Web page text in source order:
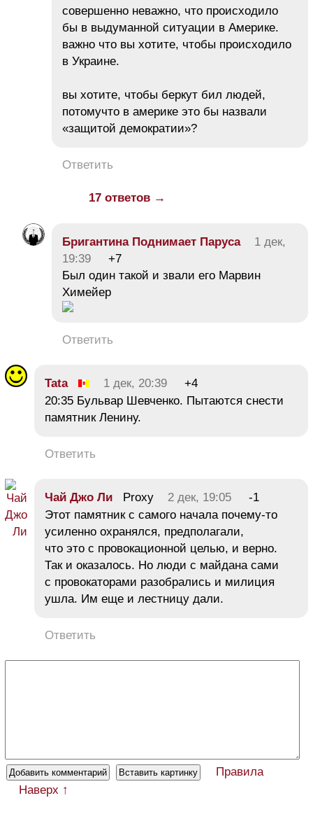
совершенно неважно, что происходило
бы в выдуманной ситуации в Америке.
важно что вы хотите, чтобы происходило
в Украине.
вы хотите, чтобы беркут бил людей,
потомучто в америке это бы назвали
«защитой демократии»?
Ответить
17 ответов →
Бригантина Поднимает Паруса
1 дек,
19:39
+7
Был один такой и звали его Марвин
Химейер
Ответить
Tata 1 дек, 20:39
+4
20:35 Бульвар Шевченко. Пытаются снести
памятник Ленину.
Ответить
Чай Джо Ли Proxy 2 дек, 19:05
-1
Этот памятник с самого начала почему-то
усиленно охранялся, предполагали,
что это с провокационной целью, и верно.
Так и оказалось. Но люди с майдана сами
с провокаторами разобрались и милиция
ушла. Им еще и лестницу дали.
Ответить
Правила
Наверх ↑